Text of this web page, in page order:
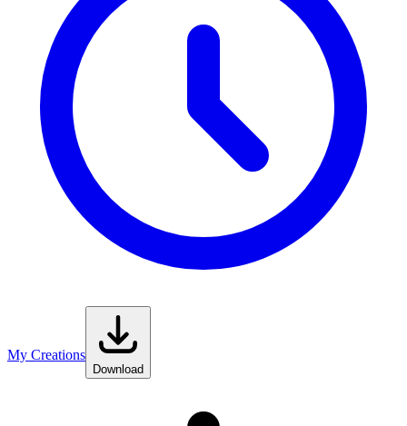
My Creations
Download